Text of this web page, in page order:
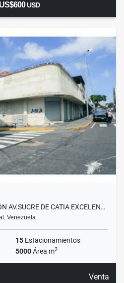
US$600USD
AV.SUCRE DE CATIA EXCELEN…
Venezuela
15 Estacionamientos
5000Área m2
Venta